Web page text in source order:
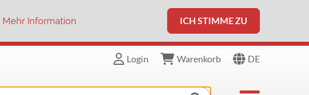
Mehr Information ICH STIMME ZU
Login Warenkorb DE
Toggle